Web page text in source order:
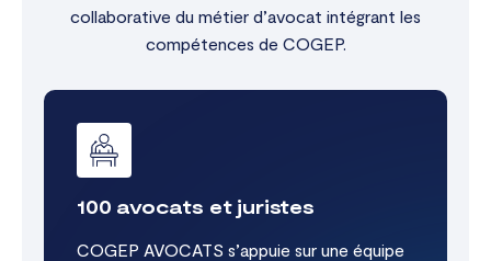
collaborative du métier d’avocat intégrant les
compétences de COGEP.
100 avocats et juristes
COGEP AVOCATS s’appuie sur une équipe